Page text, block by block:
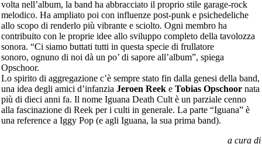
volta nell’album, la band ha abbracciato il proprio stile garage-rock
melodico. Ha ampliato poi con influenze post-punk e psichedeliche
allo scopo di renderlo più vibrante e sciolto. Ogni membro ha
contribuito con le proprie idee allo sviluppo completo della tavolozza
sonora. “Ci siamo buttati tutti in questa specie di frullatore
sonoro, ognuno di noi dà un po’ di sapore all’album”, spiega
Opschoor.
Lo spirito di aggregazione c’è sempre stato fin dalla genesi della band,
una idea degli amici d’infanzia Jeroen Reeke Tobias Opschoornata
più di dieci anni fa. Il nome Iguana Death Cult è un parziale cenno
alla fascinazione di Reek per i culti in generale. La parte “Iguana” è
una reference a Iggy Pop (e agli Iguana, la sua prima band).
a cura di